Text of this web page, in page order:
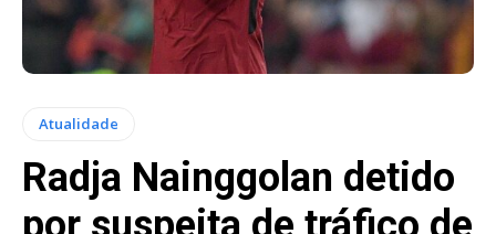
Atualidade
Radja Nainggolan detido